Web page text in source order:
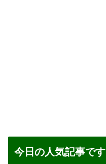
今日の人気記事です